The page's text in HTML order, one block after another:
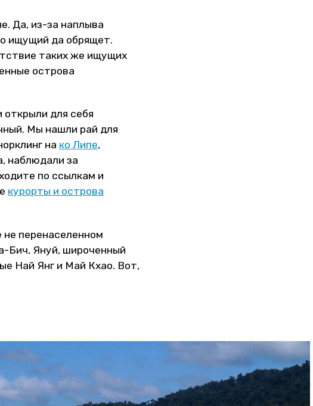
Да, из-за наплыва
ищущий да обрящет.
таких же ищущих
острова
для себя
Мы нашли рай для
на ко Липе,
наблюдали за
по ссылкам и
курорты и острова
перенаселенном
Бич, Януй, широченный
Най Янг и Май Кхао. Вот,